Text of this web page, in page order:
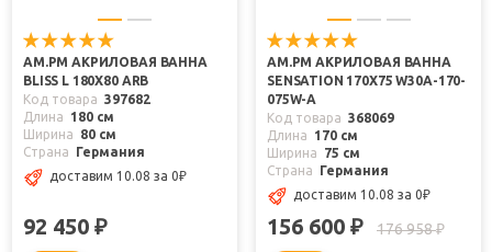
AM.PM АКРИЛОВАЯ ВАННА
BLISS L 180Х80 ARB
Код товара 397682
Длина
180 см
Ширина
80 см
Страна
Германия
доставим 10.08 за 0₽
92 450 ₽
AM.PM АКРИЛОВАЯ ВАННА
SENSATION 170Х75 W30A-170-
075W-A
Код товара 368069
Длина
170 см
Ширина
75 см
Страна
Германия
доставим 10.08 за 0₽
156 600 ₽ 176 958₽